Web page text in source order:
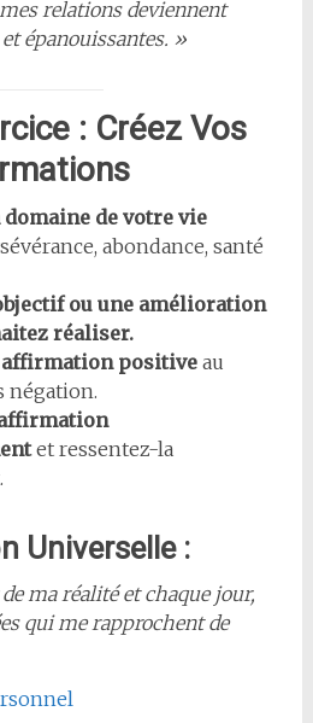
relations deviennent
épanouissantes. »
: Créez Vos
de votre vie
abondance, santé
ou une amélioration
réaliser.
affirmation positiveau
négation.
et ressentez-la
Universelle :
ma réalité et chaque jour,
qui me rapprochent de